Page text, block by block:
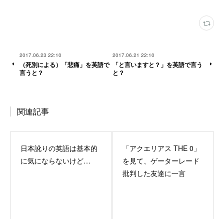
2017.06.23 22:10
（死別による）「悲痛」を英語で
言うと？
2017.06.21 22:10
「と言いますと？」を英語で言う
と？
関連記事
日本訛りの英語は基本的
に気にならないけど…
「アクエリアス THE 0」
を見て、ゲーターレード
批判した友達に一言